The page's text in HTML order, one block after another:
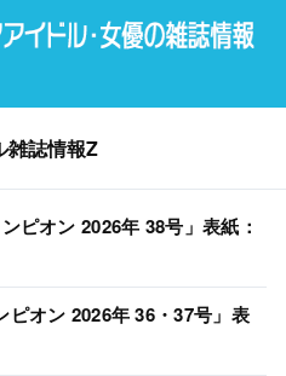
雑誌情報Z
ピオン 2026年 38号」表紙：
ピオン 2026年 36・37号」表